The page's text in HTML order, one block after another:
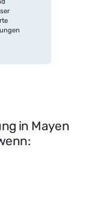
in Mayen